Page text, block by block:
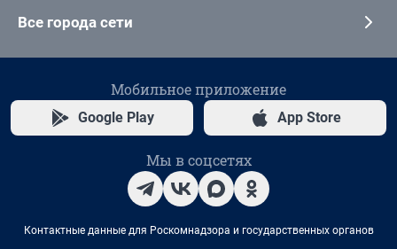
Все города сети
Мобильное приложение
Google Play App Store
Мы в соцсетях
Контактные данные для Роскомнадзора и государственных органов